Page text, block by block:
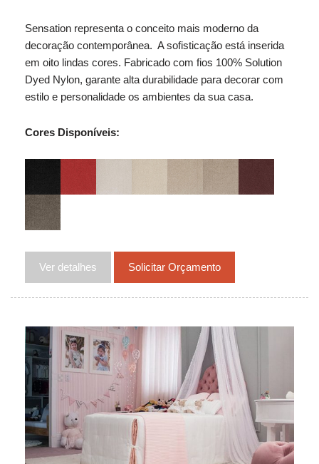
Sensation representa o conceito mais moderno da
decoração contemporânea. A sofisticação está inserida
em oito lindas cores. Fabricado com fios 100% Solution
Dyed Nylon, garante alta durabilidade para decorar com
estilo e personalidade os ambientes da sua casa.
Cores Disponíveis:
Ver detalhes Solicitar Orçamento